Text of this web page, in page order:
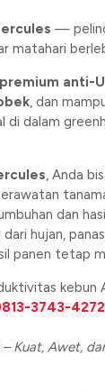
—
matahari
premium anti-
, dan
di dalam
, Anda
dan
hujan,
panen tetap
kebun
3743-4272
Kuat, Awet,